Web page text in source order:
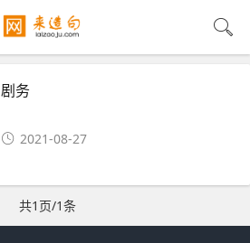
剧务
2021-08-27
共1页/1条